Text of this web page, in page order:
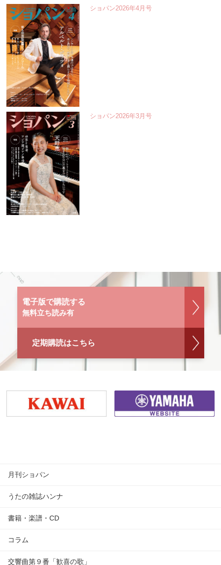
ショパン2026年4月号
ショパン2026年3月号
電子版で購読する
無料立ち読み有
定期購読はこちら
月刊ショパン
うたの雑誌ハンナ
書籍・楽譜・CD
コラム
交響曲第９番「歓喜の歌」